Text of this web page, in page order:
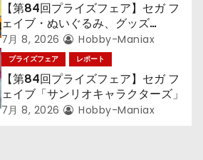
【第84回プライズフェア】セガ フ
ェイブ・ぬいぐるみ、グッズ
『LiSA』『ミニオン』『おさるの
ジョージ』『ポケットモンスター』
7月 8, 2026 Hobby-Maniax
プライズフェア レポート
【第84回プライズフェア】セガ フ
ェイブ「サンリオキャラクターズ」
7月 8, 2026 Hobby-Maniax